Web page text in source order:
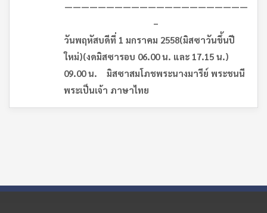
——————————————————————
–
วันพฤหัสบดีที่ 1 มกราคม 2558(มิสซาวันขึ้นปี
ใหม่)(งดมิสซารอบ 06.00 น. และ 17.15 น.)
09.00 น. มิสซาสมโภชพระนางมารีย์ พระชนนี
พระเป็นเจ้า ภาษาไทย